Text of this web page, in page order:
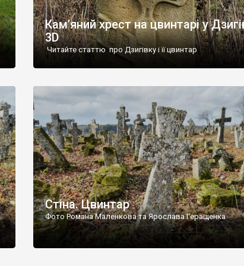
Кам’яний хрест на цвинтарі у
3D
Читайте статтю про Дзигівку і її цвинтар
Стіна. Цвинтар
Фото Романа Маленкова та Ярослава Геращенка